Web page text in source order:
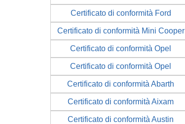
Certificato di conformità Ford
Certificato di conformità Mini Cooper
Certificato di conformità Opel
Certificato di conformità Opel
Certificato di conformità Abarth
Certificato di conformità Aixam
Certificato di conformità Austin